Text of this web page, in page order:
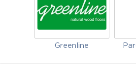
Greenline